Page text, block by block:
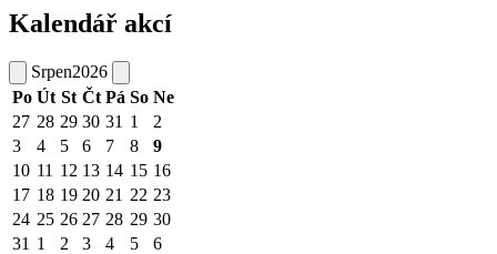
Kalendář akcí
Srpen2026
Po Út St Čt Pá So Ne
27 28 29 30 31 1
2
3
4 5 6 7 8
9
10 11 12 13 14 15 16
17 18 19 20 21 22 23
24 25 26 27 28 29 30
31 1 2 3 4 5 6